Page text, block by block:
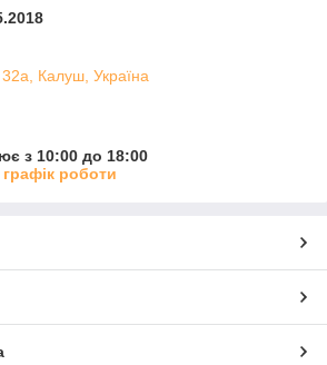
Калуш, Україна
з 10:00 до 18:00
роботи